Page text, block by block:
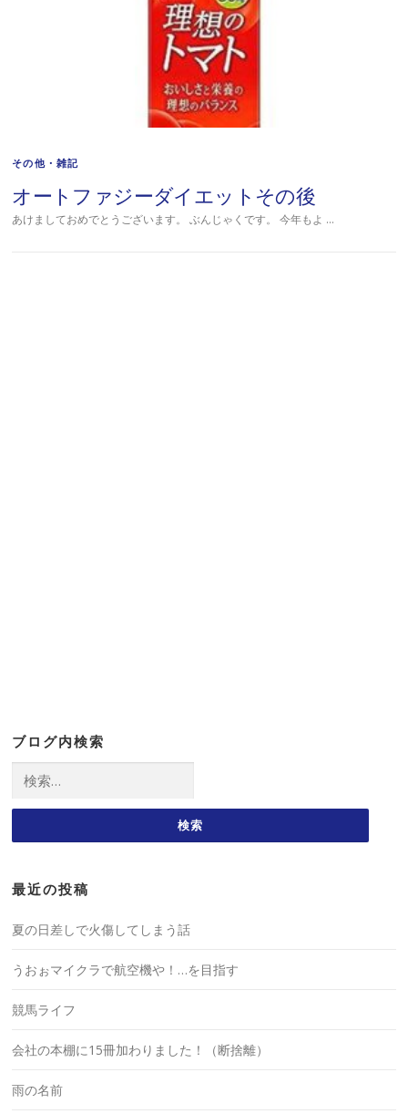
その他・雑記
オートファジーダイエットその後
あけましておめでとうございます。 ぶんじゃくです。 今年もよ …
ブログ内検索
索:
最近の投稿
夏の日差しで火傷してしまう話
うおぉマイクラで航空機や！…を目指す
競馬ライフ
会社の本棚に15冊加わりました！（断捨離）
雨の名前